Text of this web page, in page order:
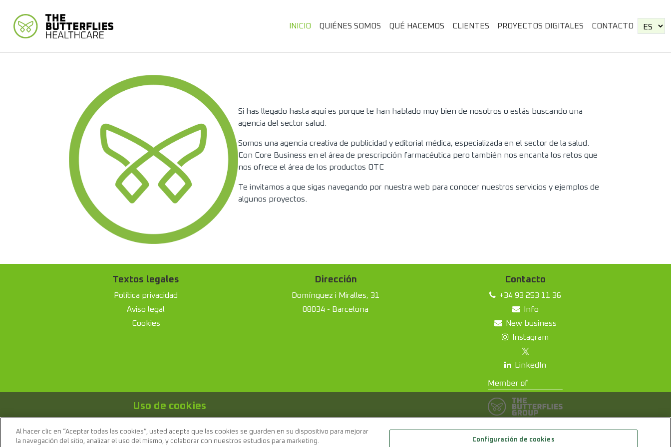
INICIO QUIÉNES SOMOS QUÉ HACEMOS CLIENTES PROYECTOS DIGITALES CONTACTO
Si has llegado hasta aquí es porque te han hablado muy bien de nosotros o estás buscando una
agencia del sector salud.
Somos una agencia creativa de publicidad y editorial médica, especializada en el sector de la salud.
Con Core Business en el área de prescripción farmacéutica pero también nos encanta los retos que
nos ofrece el área de los productos OTC
Te invitamos a que sigas navegando por nuestra web para conocer nuestros servicios y ejemplos de
algunos proyectos.
Textos legales
Política privacidad
Aviso legal
Cookies
Dirección
Domínguez i Miralles, 31
08034 - Barcelona
Contacto
+34 93 253 11 36
Info
New business
Instagram
LinkedIn
Uso de cookies
Utilizamos cookies propias y de terceros para finalidades analíticas, técnicas y de elaboración de perfiles; tratando datos
necesarios para la elaboración de perfiles basados en tus hábitos de navegación. Pulsa el botón "ACEPTAR COOKIES" para la
confirmación de su uso. Puedes cambiar la configuración de las cookies pulsando "MÁS INFORMACIÓN Y CONFIGURACIÓN".
Al hacer clic en “Aceptar todas las cookies”, usted acepta que las cookies se guarden en su dispositivo para mejorar
la navegación del sitio, analizar el uso del mismo, y colaborar con nuestros estudios para marketing.
Configuración de cookies